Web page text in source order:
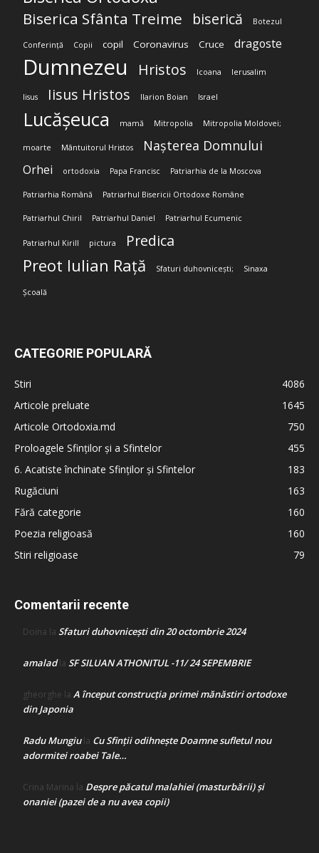
Biserica Sfânta Treime biserică Botezul
Conferință Copii copil Coronavirus Cruce dragoste
Dumnezeu Hristos Icoana Ierusalim
Iisus Iisus Hristos Ilarion Boian Israel
Lucășeuca mamă Mitropolia Mitropolia Moldovei;
moarte Mântuitorul Hristos Nașterea Domnului
Orhei ortodoxia Papa Francisc Patriarhia de la Moscova
Patriarhia Română Patriarhul Bisericii Ortodoxe Române
Patriarhul Chiril Patriarhul Daniel Patriarhul Ecumenic
Patriarhul Kirill pictura Predica
Preot Iulian Rață Sfaturi duhovnicești; Sinaxa
Școală
CATEGORIE POPULARĂ
Stiri
4086
Articole preluate
1645
Articole Ortodoxia.md
750
Proloagele Sfinților și a Sfintelor
455
6. Acatiste închinate Sfinților și Sfintelor
183
Rugăciuni
163
Fără categorie
160
Poezia religioasă
160
Stiri religioase
79
Comentarii recente
Doina la Sfaturi duhovnicești din 20 octombrie 2024
amaladla SF SILUAN ATHONITUL -11/ 24 SEPEMBRIE
gheorghe la A început construcţia primei mănăstiri ortodoxe
din Japonia
Radu Mungiula Cu Sfinții odihnește Doamne sufletul nou
adormitei roabei Tale…
Crina Marina la Despre păcatul malahiei (masturbării) şi
onaniei (pazei de a nu avea copii)